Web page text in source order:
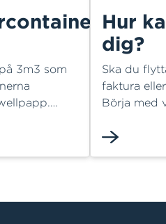
3m3 som
töms och
containern.
Hur
dig?
Ska du
faktura
Börja med
du snabbt